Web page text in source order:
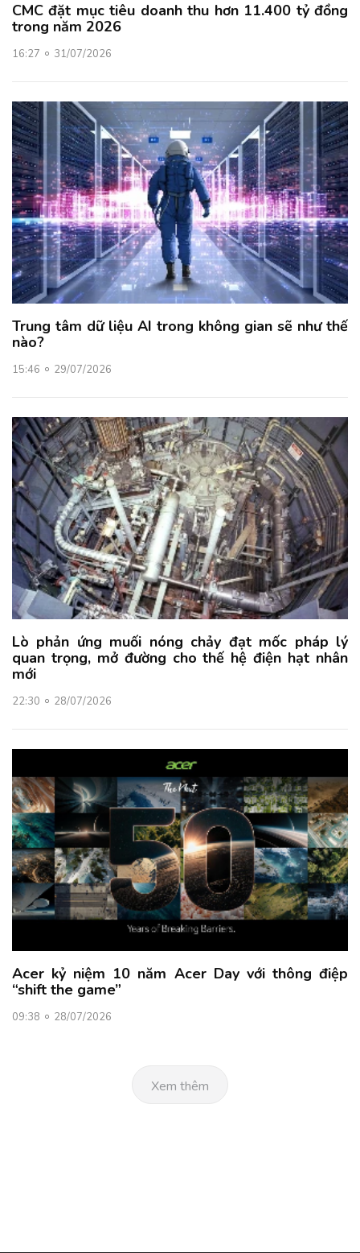
CMC đặt mục tiêu doanh thu hơn 11.400 tỷ đồng
trong năm 2026
16:27 31/07/2026
Trung tâm dữ liệu AI trong không gian sẽ như thế
nào?
15:46 29/07/2026
Lò phản ứng muối nóng chảy đạt mốc pháp lý
quan trọng, mở đường cho thế hệ điện hạt nhân
mới
22:30 28/07/2026
Acer kỷ niệm 10 năm Acer Day với thông điệp
“shift the game”
09:38 28/07/2026
Xem thêm